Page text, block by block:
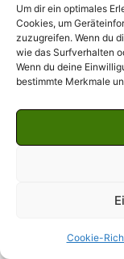
Um dir ein optimales
Cookies, um
zuzugreifen. Wenn du
wie das Surfverhalten
Wenn du deine
bestimmte Merkmale
Cookie-